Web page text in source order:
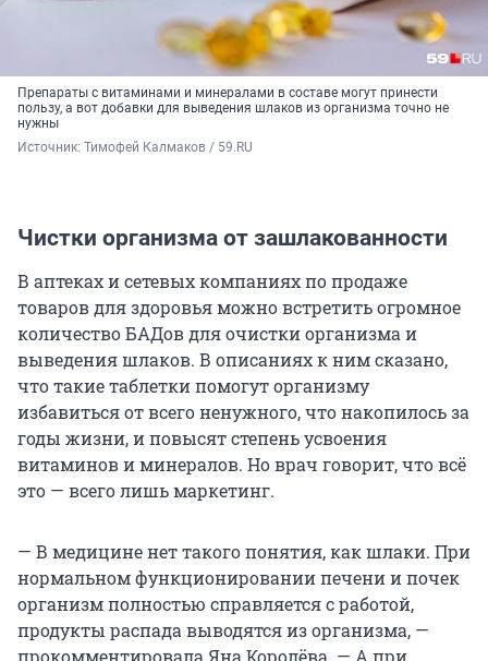
Препараты с витаминами и минералами в составе могут принести
пользу, а вот добавки для выведения шлаков из организма точно не
нужны
Источник: Тимофей Калмаков / 59.RU
Чистки организма от зашлакованности
В аптеках и сетевых компаниях по продаже
товаров для здоровья можно встретить огромное
количество БАДов для очистки организма и
выведения шлаков. В описаниях к ним сказано,
что такие таблетки помогут организму
избавиться от всего ненужного, что накопилось за
годы жизни, и повысят степень усвоения
витаминов и минералов. Но врач говорит, что всё
это — всего лишь маркетинг.
— В медицине нет такого понятия, как шлаки. При
нормальном функционировании печени и почек
организм полностью справляется с работой,
продукты распада выводятся из организма, —
прокомментировала Яна Королёва. — А при